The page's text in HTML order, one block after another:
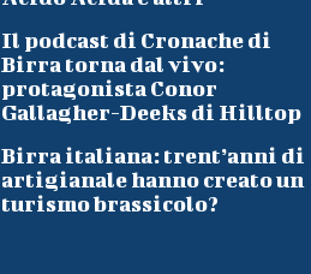
Il podcast di Cronache di
Birra torna dal vivo:
protagonista Conor
Gallagher-Deeks di Hilltop
Birra italiana: trent’anni di
artigianale hanno creato un
turismo brassicolo?